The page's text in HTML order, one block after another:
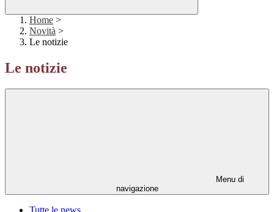
Home >
Novità >
Le notizie
Le notizie
Menu di
navigazione